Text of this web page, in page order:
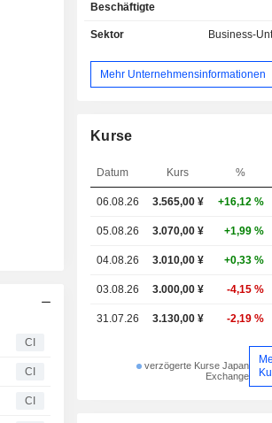
CI
CI
CI
von Lösungen zur Analyse von
und zur Gesundheitsförderung
Aufbau, der Verwaltung und
Aufbau und
und Bereitstellung von
Arzneimitteldatenbanken für
Einrichtungen nutzen. Das
und Infrastruktursystemen für die
Pharmacy Support befasst
Entwicklung und
Arzneimitteldatenbanken für
mit dem Betrieb von Apotheken.
Beschäftigte
Sektor Business-
Mehr Unternehmensinformationen
Kurse
Datum Kurs %
06.08.26 3.565,00¥ +16,12 %
05.08.26 3.070,00 ¥ +1,99 %
04.08.26 3.010,00 ¥ +0,33 %
03.08.26 3.000,00 ¥ -4,15 %
31.07.26 3.130,00 ¥ -2,19 %
verzögerte Kurse Japan
Exchange